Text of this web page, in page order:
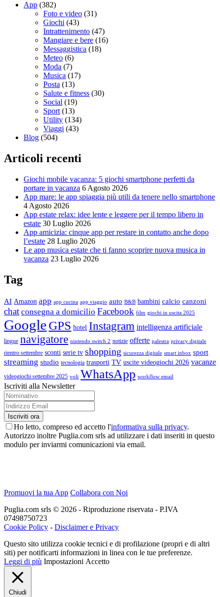
App (382)
Foto e video (31)
Giochi (43)
Intrattenimento (47)
Mangiare e bere (16)
Messaggistica (18)
Meteo (6)
Moda (7)
Musica (17)
Posta (13)
Salute e fitness (30)
Social (19)
Sport(13)
Utility (134)
Viaggi (43)
Blog (504)
Articoli recenti
Giochi mobile vacanza: 5 giochi smartphone perfetti da
portare in vacanza 6 Agosto 2026
App mare: le app spiaggia più utili da tenere nello smartphone
4 Agosto 2026
App estate relax: idee lente e leggere per il tempo libero in
estate 30 Luglio 2026
App amicizia: cinque app per restare in contatto anche dopo
l’estate 28 Luglio 2026
Le app musica estate che ti fanno scoprire nuova musica in
vacanza 23 Luglio 2026
Tag
AI Amazon app app cucina app viaggio auto B&B bambini calcio canzoni
chat consegna a domicilio Facebook film giochi in uscita 2025
Google GPS hotel Instagram intelligenza artificiale
lingue navigatore nintendo switch 2 notizie offerte palestra privacy digitale
rientro settembre sconti serie tv shopping sicurezza digitale smart inbox sport
streaming studio tecnologia trasporti TV uscite videogiochi 2026 vacanze
videogiochi settembre 2025 voli WhatsApp workflow email
Iscriviti alla Newsletter
Ho letto, compreso ed accetto l'informativa sulla privacy.
Autorizzo inoltre Puglia.com srls ad utilizzare i dati inseriti in questo
modulo per inviarmi comunicazioni via email.
Promuovi la tua App Collabora con Noi
Puglia.com srls © 2026 - Riproduzione riservata - P.IVA
07498750723
Cookie Policy - Disclaimer e Privacy
Questo sito utilizza cookie tecnici e di profilazione (propri e di altri
siti) per notificarti informazioni in linea con le tue preferenze.
Leggi di più Impostazioni Accetto
Chiudi